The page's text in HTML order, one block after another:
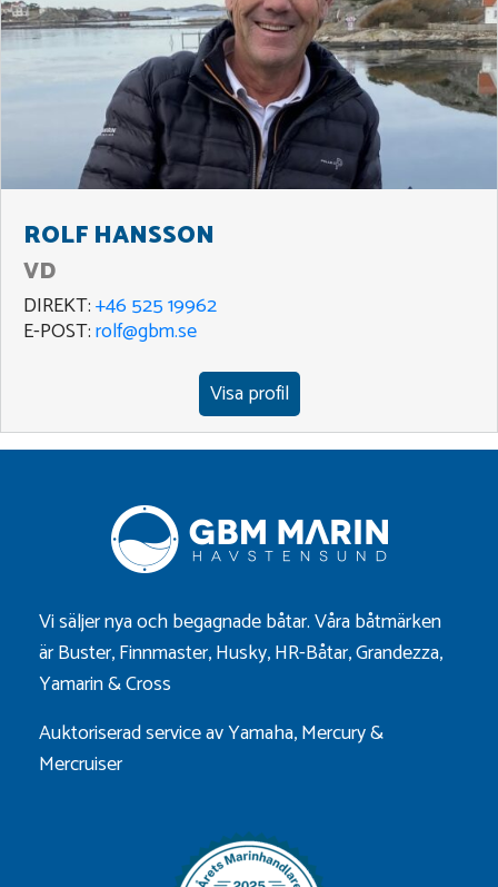
ROLF HANSSON
VD
DIREKT:+46 525 19962
E-POST:rolf@gbm.se
Visa profil
Vi säljer nya och begagnade båtar. Våra båtmärken
ärBuster,Finnmaster,Husky,HR-Båtar,Grandezza,
Yamarin&Cross
Auktoriserad service av Yamaha, Mercury &
Mercruiser